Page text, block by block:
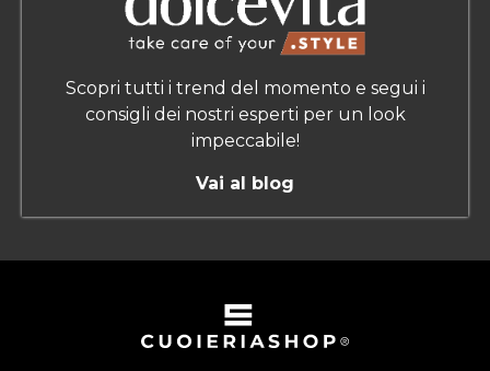
Scopri tutti i trend del momento e segui i
consigli dei nostri esperti per un look
impeccabile!
Vai al blog